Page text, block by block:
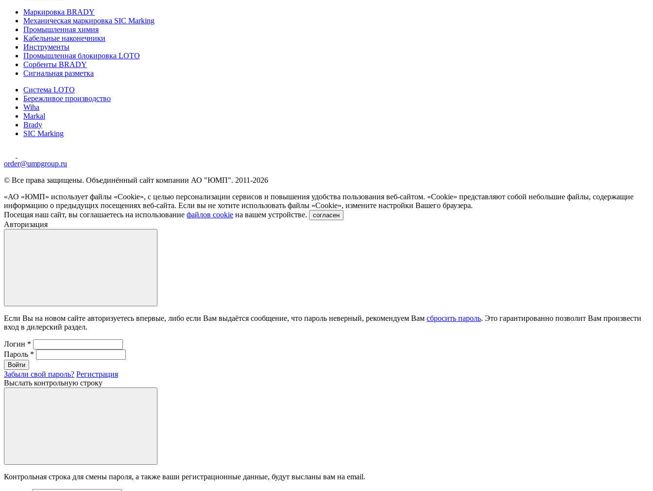
Маркировка BRADY
Механическая маркировка SIC Marking
Промышленная химия
Кабельные наконечники
Инструменты
Промышленная блокировка LOTO
Сорбенты BRADY
Сигнальная разметка
Система LOTO
Бережливое производство
Wiha
Markal
Brady
SIC Marking
order@umpgroup.ru
© Все права защищены. Объединённый сайт компании АО "ЮМП". 2011-2026
«АО «ЮМП» использует файлы «Сookie», с целью персонализации сервисов и повышения удобства пользования веб-сайтом. «Cookie» представляют собой небольшие файлы, содержащие
информацию о предыдущих посещениях веб-сайта. Если вы не хотите использовать файлы «Сookie», измените настройки Вашего браузера.
Посещая наш сайт, вы соглашаетесь на использование файлов cookie на вашем устройстве. согласен
Авторизация
Если Вы на новом сайте авторизуетесь впервые, либо если Вам выдаётся сообщение, что пароль неверный, рекомендуем Вам сбросить пароль. Это гарантированно позволит Вам произвести
вход в дилерский раздел.
Логин *
Пароль *
Войти
Забыли свой пароль? Регистрация
Выслать контрольную строку
Контрольная строка для смены пароля, а также ваши регистрационные данные, будут высланы вам на email.